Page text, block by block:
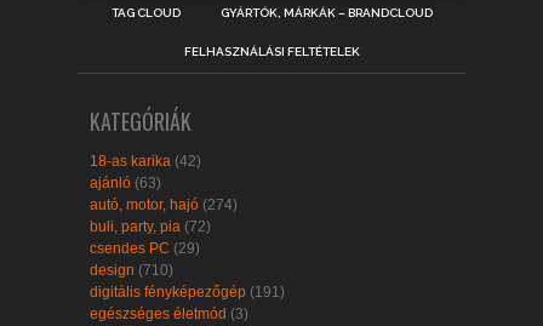
TAG CLOUD GYÁRTÓK, MÁRKÁK – BRANDCLOUD
FELHASZNÁLÁSI FELTÉTELEK
KATEGÓRIÁK
18-as karika (42)
ajánló (63)
autó, motor, hajó (274)
buli, party, pia (72)
csendes PC (29)
design (710)
digitális fényképezőgép (191)
egészséges életmód (3)